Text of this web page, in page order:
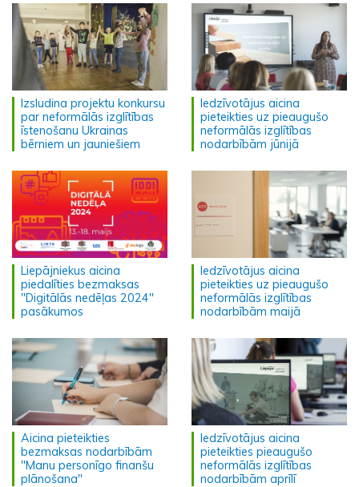
Izsludina projektu konkursu
par neformālās izglītības
īstenošanu Ukrainas
bērniem un jauniešiem
Iedzīvotājus aicina
pieteikties uz pieaugušo
neformālās izglītības
nodarbībām jūnijā
Liepājniekus aicina
piedalīties bezmaksas
"Digitālās nedēļas 2024"
pasākumos
Iedzīvotājus aicina
pieteikties uz pieaugušo
neformālās izglītības
nodarbībām maijā
Aicina pieteikties
bezmaksas nodarbībām
"Manu personīgo finanšu
plānošana"
Iedzīvotājus aicina
pieteikties pieaugušo
neformālās izglītības
nodarbībām aprīlī